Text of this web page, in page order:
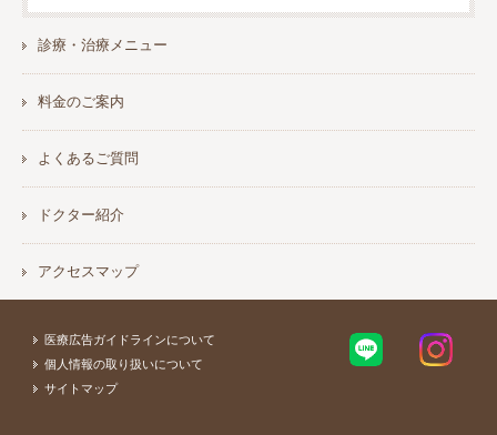
診療・治療メニュー
料金のご案内
よくあるご質問
ドクター紹介
アクセスマップ
医療広告ガイドラインについて
個人情報の取り扱いについて
サイトマップ